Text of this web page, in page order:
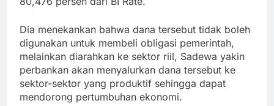
Dia menekankan bahwa dana tersebut tidak boleh
digunakan untuk membeli obligasi pemerintah,
melainkan diarahkan ke sektor riil, Sadewa yakin
perbankan akan menyalurkan dana tersebut ke
sektor-sektor yang produktif sehingga dapat
mendorong pertumbuhan ekonomi.